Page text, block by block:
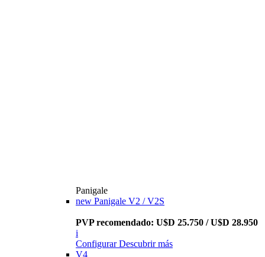
Panigale
new Panigale V2 / V2S
PVP recomendado: U$D 25.750 / U$D 28.950
i
Configurar Descubrir más
V4